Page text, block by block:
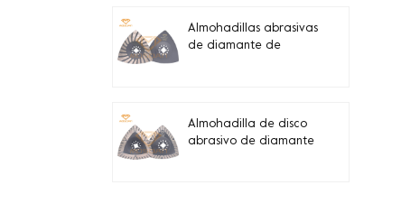
Almohadillas abrasivas
de diamante de
Almohadilla de disco
abrasivo de diamante